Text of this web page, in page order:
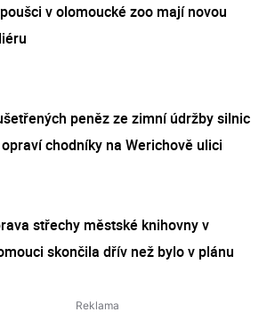
v olomoucké zoo mají novou
peněz ze zimní údržby silnic
chodníky na Werichově ulici
střechy městské knihovny v
skončila dřív než bylo v plánu